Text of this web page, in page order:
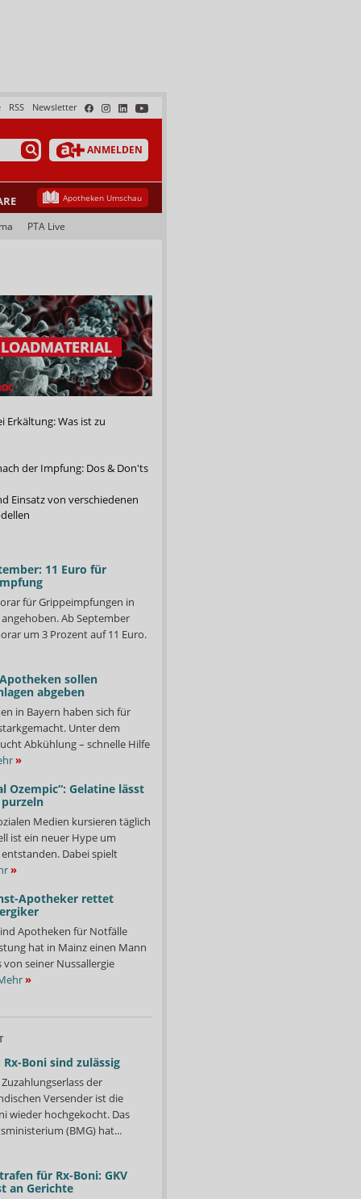
Newsletter
RSS
ANMELDEN
Apotheken Umschau
PTA Live
Erkältung: Was ist zu
der Impfung: Dos & Don'ts
Einsatz von verschiedenen
11 Euro für
für Grippeimpfungen in
Ab September
um 3 Prozent auf 11 Euro.
sollen
abgeben
in Bayern haben sich für
Unter dem
Abkühlung – schnelle Hilfe
»
Ozempic“: Gelatine lässt
Medien kursieren täglich
ist ein neuer Hype um
Dabei spielt
»
Apotheker rettet
Apotheken für Notfälle
hat in Mainz einen Mann
seiner Nussallergie
»
Rx-Boni sind zulässig
der
Versender ist die
wieder hochgekocht. Das
(BMG) hat...
für Rx-Boni: GKV
an Gerichte